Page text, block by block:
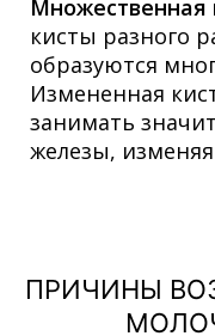
кисты разного
образуются
Измененная
занимать
железы,
ПРИЧИНЫ